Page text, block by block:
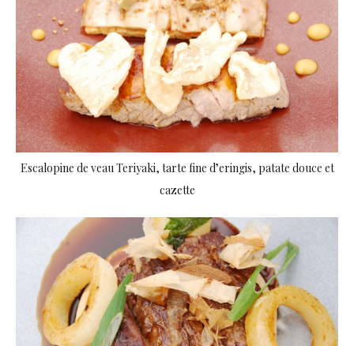
Escalopine de veau Teriyaki, tarte fine d’eringis, patate douce et
cazette